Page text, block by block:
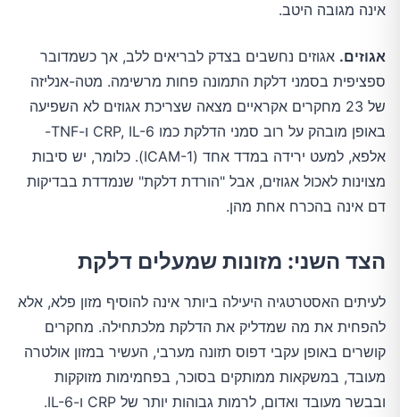
אינה מגובה היטב.
אגוזים. אגוזים נחשבים בצדק לבריאים ללב, אך כשמדובר
ספציפית בסמני דלקת התמונה פחות מרשימה. מטה-אנליזה
של 23 מחקרים אקראיים מצאה שצריכת אגוזים לא השפיעה
באופן מובהק על רוב סמני הדלקת כמו CRP, IL-6 ו-TNF-
אלפא, למעט ירידה במדד אחד (ICAM-1). כלומר, יש סיבות
מצוינות לאכול אגוזים, אבל "הורדת דלקת" שנמדדת בבדיקות
דם אינה בהכרח אחת מהן.
הצד השני: מזונות שמעלים דלקת
לעיתים האסטרטגיה היעילה ביותר אינה להוסיף מזון פלא, אלא
להפחית את מה שמדליק את הדלקת מלכתחילה. מחקרים
קושרים באופן עקבי דפוס תזונה מערבי, העשיר במזון אולטרה
מעובד, במשקאות ממותקים בסוכר, בפחמימות מזוקקות
ובבשר מעובד ואדום, לרמות גבוהות יותר של CRP ו-IL-6.